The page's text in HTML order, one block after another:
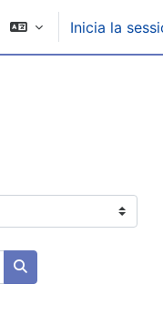
Inicia la
Cerca cursos